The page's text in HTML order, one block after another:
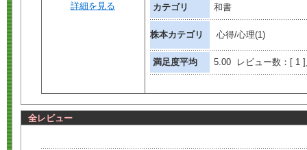
詳細を見る カテゴリ 和書
株本カテゴリ 心得/心理(1)
満足度平均 5.00 レビュー数：[ 1 ]
全レビュー